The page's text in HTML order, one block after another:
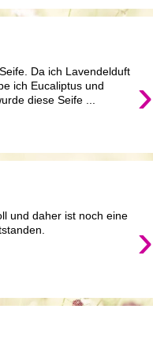
›
Da ich Lavendelduft
ich Eucaliptus und
diese Seife ...
›
und daher ist noch eine